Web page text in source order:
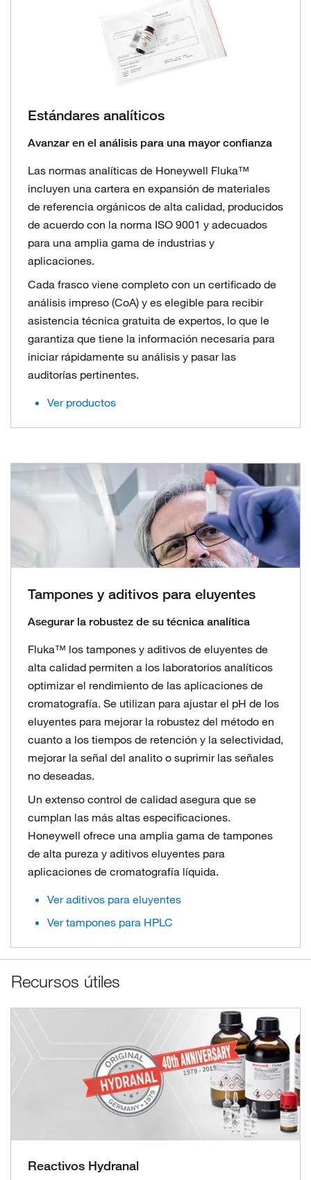
Estándares analíticos
Avanzar en el análisis para una mayor confianza
Las normas analíticas de Honeywell Fluka™
incluyen una cartera en expansión de materiales
de referencia orgánicos de alta calidad, producidos
de acuerdo con la norma ISO 9001 y adecuados
para una amplia gama de industrias y
aplicaciones.
Cada frasco viene completo con un certificado de
análisis impreso (CoA) y es elegible para recibir
asistencia técnica gratuita de expertos, lo que le
garantiza que tiene la información necesaria para
iniciar rápidamente su análisis y pasar las
auditorías pertinentes.
Ver productos
Tampones y aditivos para eluyentes
Asegurar la robustez de su técnica analítica
Fluka™ los tampones y aditivos de eluyentes de
alta calidad permiten a los laboratorios analíticos
optimizar el rendimiento de las aplicaciones de
cromatografía. Se utilizan para ajustar el pH de los
eluyentes para mejorar la robustez del método en
cuanto a los tiempos de retención y la selectividad,
mejorar la señal del analito o suprimir las señales
no deseadas.
Un extenso control de calidad asegura que se
cumplan las más altas especificaciones.
Honeywell ofrece una amplia gama de tampones
de alta pureza y aditivos eluyentes para
aplicaciones de cromatografía líquida.
Ver aditivos para eluyentes
Ver tampones para HPLC
Recursos útiles
Reactivos Hydranal